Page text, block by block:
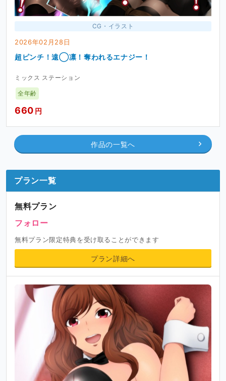
CG・イラスト
2026年02月28日
超ピンチ！遠◯凛！奪われるエナジー！
ミックス ステーション
全年齢
660 円
作品の一覧へ
プラン一覧
無料プラン
フォロー
無料プラン限定特典を受け取ることができます
プラン詳細へ